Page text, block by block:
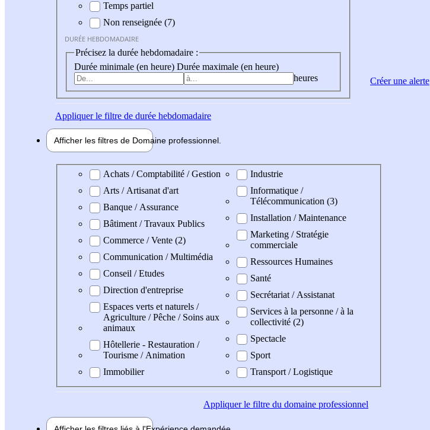
Temps partiel
Non renseignée (7)
DURÉE HEBDOMADAIRE
Précisez la durée hebdomadaire :
Durée minimale (en heure) Durée maximale (en heure)
heures
Appliquerle filtre de durée hebdomadaire
Afficher les filtres de Domaine professionnel
Domaine professionel
Achats / Comptabilité / Gestion
Arts / Artisanat d'art
Banque / Assurance
Bâtiment / Travaux Publics
Commerce / Vente (2)
Communication / Multimédia
Conseil / Etudes
Direction d'entreprise
Espaces verts et naturels /
Agriculture / Pêche / Soins aux
animaux
Hôtellerie - Restauration /
Tourisme / Animation
Immobilier
Industrie
Informatique /
Télécommunication (3)
Installation / Maintenance
Marketing / Stratégie
commerciale
Ressources Humaines
Santé
Secrétariat / Assistanat
Services à la personne / à la
collectivité (2)
Spectacle
Sport
Transport / Logistique
Appliquerle filtre du domaine professionnel
Créer une alerte